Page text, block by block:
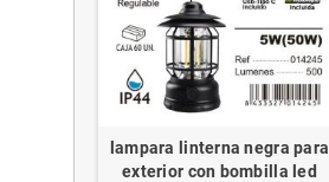
lampara linterna negra para
exterior con bombilla led